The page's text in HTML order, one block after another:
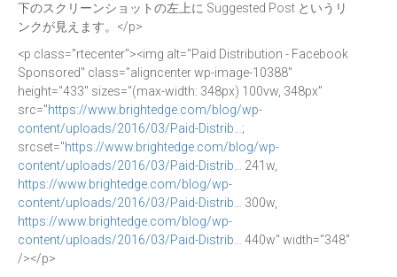
下のスクリーンショットの左上に Suggested Post というリ
ンクが見えます。</p>
<p class="rtecenter"><img alt="Paid Distribution - Facebook
Sponsored" class="aligncenter wp-image-10388"
height="433" sizes="(max-width: 348px) 100vw, 348px"
src="https://www.brightedge.com/blog/wp-
content/uploads/2016/03/Paid-Distrib… ;
srcset="https://www.brightedge.com/blog/wp-
content/uploads/2016/03/Paid-Distrib…
241w,
https://www.brightedge.com/blog/wp-
content/uploads/2016/03/Paid-Distrib…
300w,
https://www.brightedge.com/blog/wp-
content/uploads/2016/03/Paid-Distrib…
440w" width="348"
/></p>